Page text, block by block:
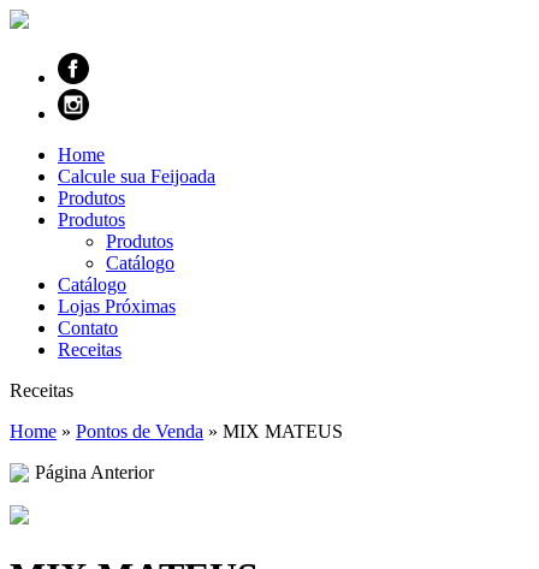
Home
Calcule sua Feijoada
Produtos
Produtos
Produtos
Catálogo
Catálogo
Lojas Próximas
Contato
Receitas
Receitas
Home » Pontos de Venda » MIX MATEUS
Página Anterior